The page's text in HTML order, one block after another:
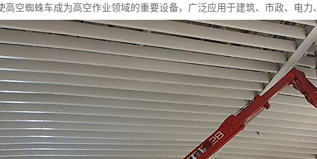
高空蜘蛛车成为高空作业领域的重要设备，广泛应用于建筑、市政、电力